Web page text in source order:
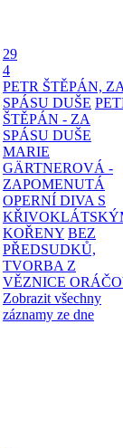
29
4
PETR ŠTĚPÁN,
SPÁSU DUŠE
ŠTĚPÁN - ZA
SPÁSU DUŠE
MARIE
GÄRTNEROVÁ -
ZAPOMENUTÁ
OPERNÍ DIVA S
KOŘENY BEZ
PŘEDSUDKŮ,
TVORBA Z
VĚZNICE
Zobrazit všechny
záznamy ze dne